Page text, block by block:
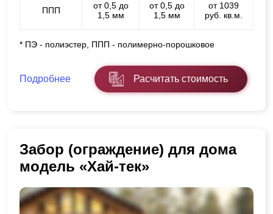
ППП
от 0,5 до
1,5 мм
от 0,5 до
1,5 мм
от 1039
руб. кв.м.
* ПЭ - полиэстер, ППП - полимерно-порошковое
Подробнее Расчитать стоимость
Забор (ограждение) для дома
модель «Хай-тек»